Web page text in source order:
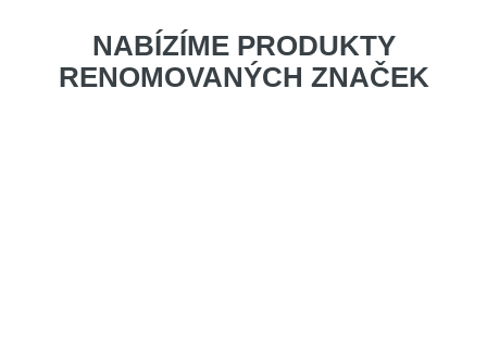
NABÍZÍME PRODUKTY
RENOMOVANÝCH ZNAČEK